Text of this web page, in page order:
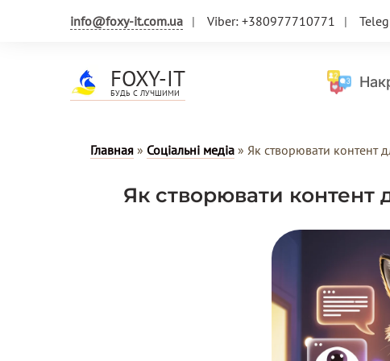
info@foxy-it.com.ua Viber: +380977710771
FOXY-IT
БУДЬ С ЛУЧШИМИ
Главная » Соціальні медіа » Як створювати контент
Як створювати контент